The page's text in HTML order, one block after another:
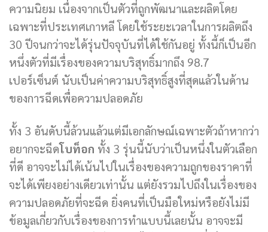
ความนิยม เนื่องจากเป็นตัวที่ถูกพัฒนาและผลิตโดย
เฉพาะที่ประเทศเกาหลี โดยใช้ระยะเวลาในการผลิตถึง
30 ปีจนกว่าจะได้รุ่นปัจจุบันที่ได้ใช้กันอยู่ ทั้งนี้ก็เป็นอีก
หนึ่งตัวที่มีเรื่องของความบริสุทธิ์มากถึง 98.7
เปอร์เซ็นต์ นับเป็นค่าความบริสุทธิ์สูงที่สุดแล้วในด้าน
ของการฉีดเพื่อความปลอดภัย
ทั้ง 3 อันดับนี้ล้วนแล้วแต่มีเอกลักษณ์เฉพาะตัวถ้าหากว่า
อยากจะฉีดโบท็อก ทั้ง 3 รุ่นนี้นับว่าเป็นหนึ่งในตัวเลือก
ที่ดี อาจจะไม่ได้เน้นไปในเรื่องของความถูกของราคาที่
จะได้เพียงอย่างเดียวเท่านั้น แต่ยังรวมไปถึงในเรื่องของ
ความปลอดภัยที่จะฉีด ยิ่งคนที่เป็นมือใหม่หรือยังไม่มี
ข้อมูลเกี่ยวกับเรื่องของการทำแบบนี้เลยนั้น อาจจะมี